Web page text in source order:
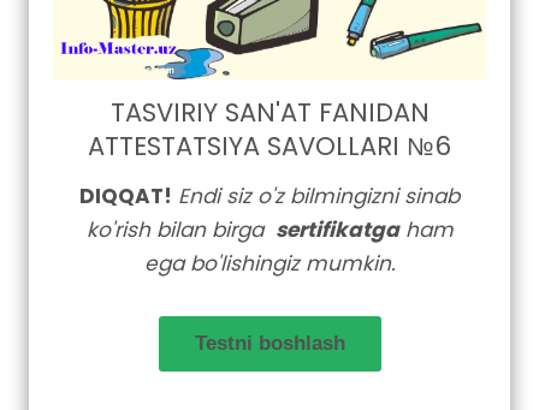
TASVIRIY SAN'AT FANIDAN
ATTESTATSIYA SAVOLLARI №6
DIQQAT! Endi siz o'z bilmingizni sinab
ko'rish bilan birga sertifikatgaham
ega bo'lishingiz mumkin.